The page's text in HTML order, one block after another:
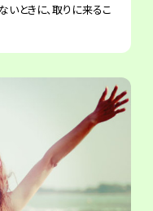
ときに、取りに来るこ